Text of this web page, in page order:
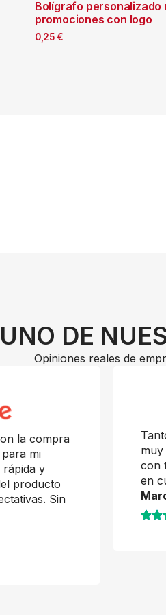
Bolígrafo
promociones con logo
0,25 €
DE
Opiniones reales de
la compra
mi
rápida y
producto
Sin
con
en